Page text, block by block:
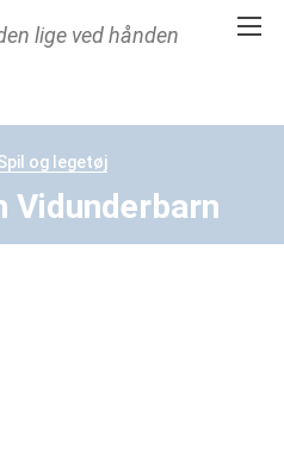
lige ved hånden
og legetøj
Vidunderbarn